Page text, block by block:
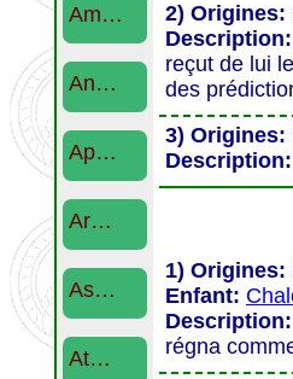
Am…
An…
Ap…
Ar…
As…
At…
2) Origines:
Description:
reçut de lui
des
3) Origines:
Description:
1) Origines:
Enfant:
Description:
régna